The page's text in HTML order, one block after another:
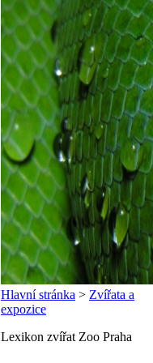
Hlavní stránka > Zvířata a
expozice
Lexikon zvířat Zoo Praha